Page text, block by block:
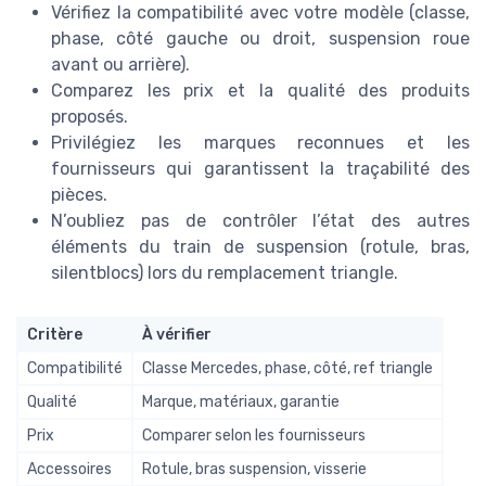
Vérifiez la compatibilité avec votre modèle (classe,
phase, côté gauche ou droit, suspension roue
avant ou arrière).
Comparez les prix et la qualité des produits
proposés.
Privilégiez les marques reconnues et les
fournisseurs qui garantissent la traçabilité des
pièces.
N’oubliez pas de contrôler l’état des autres
éléments du train de suspension (rotule, bras,
silentblocs) lors du remplacement triangle.
Critère
À vérifier
Compatibilité
Classe Mercedes, phase, côté, ref triangle
Qualité
Marque, matériaux, garantie
Prix
Comparer selon les fournisseurs
Accessoires
Rotule, bras suspension, visserie